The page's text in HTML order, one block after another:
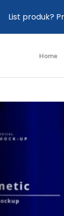
Home
List produk?